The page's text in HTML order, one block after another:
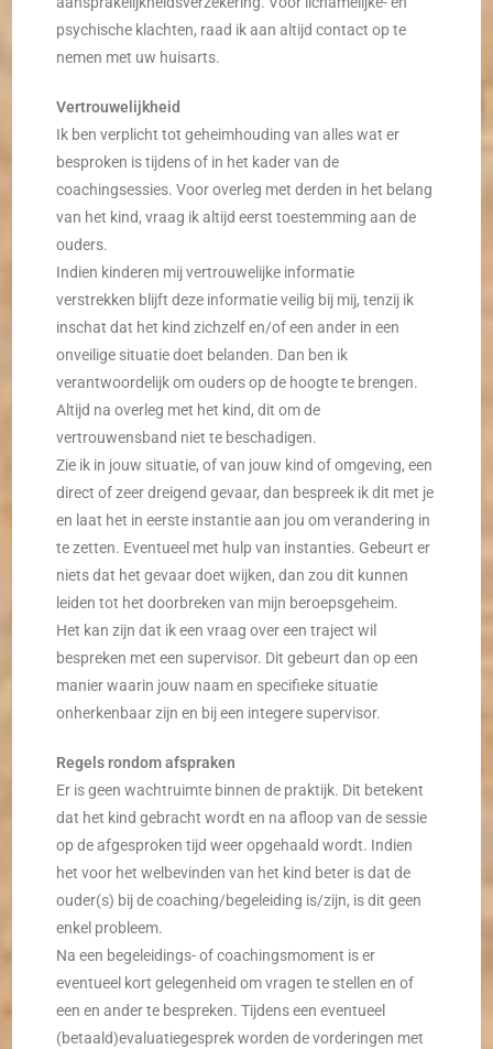
psychische klachten, raad ik aan altijd contact op te
nemen met uw huisarts.
Vertrouwelijkheid
Ik ben verplicht tot geheimhouding van alles wat er
besproken is tijdens of in het kader van de
coachingsessies. Voor overleg met derden in het belang
van het kind, vraag ik altijd eerst toestemming aan de
ouders.
Indien kinderen mij vertrouwelijke informatie
verstrekken blijft deze informatie veilig bij mij, tenzij ik
inschat dat het kind zichzelf en/of een ander in een
onveilige situatie doet belanden. Dan ben ik
verantwoordelijk om ouders op de hoogte te brengen.
Altijd na overleg met het kind, dit om de
vertrouwensband niet te beschadigen.
Zie ik in jouw situatie, of van jouw kind of omgeving, een
direct of zeer dreigend gevaar, dan bespreek ik dit met je
en laat het in eerste instantie aan jou om verandering in
te zetten. Eventueel met hulp van instanties. Gebeurt er
niets dat het gevaar doet wijken, dan zou dit kunnen
leiden tot het doorbreken van mijn beroepsgeheim.
Het kan zijn dat ik een vraag over een traject wil
bespreken met een supervisor. Dit gebeurt dan op een
manier waarin jouw naam en specifieke situatie
onherkenbaar zijn en bij een integere supervisor.
Regels rondom afspraken
Er is geen wachtruimte binnen de praktijk. Dit betekent
dat het kind gebracht wordt en na afloop van de sessie
op de afgesproken tijd weer opgehaald wordt. Indien
het voor het welbevinden van het kind beter is dat de
ouder(s) bij de coaching/begeleiding is/zijn, is dit geen
enkel probleem.
Na een begeleidings- of coachingsmoment is er
eventueel kort gelegenheid om vragen te stellen en of
een en ander te bespreken. Tijdens een eventueel
(betaald)evaluatiegesprek worden de vorderingen met